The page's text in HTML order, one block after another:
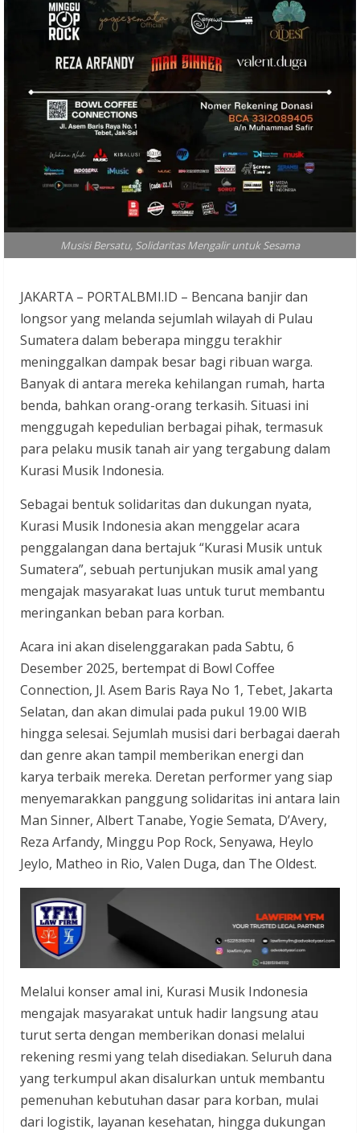
Musisi Bersatu, Solidaritas Mengalir untuk Sesama
JAKARTA – PORTALBMI.ID – Bencana banjir dan
longsor yang melanda sejumlah wilayah di Pulau
Sumatera dalam beberapa minggu terakhir
meninggalkan dampak besar bagi ribuan warga.
Banyak di antara mereka kehilangan rumah, harta
benda, bahkan orang-orang terkasih. Situasi ini
menggugah kepedulian berbagai pihak, termasuk
para pelaku musik tanah air yang tergabung dalam
Kurasi Musik Indonesia.
Sebagai bentuk solidaritas dan dukungan nyata,
Kurasi Musik Indonesia akan menggelar acara
penggalangan dana bertajuk “Kurasi Musik untuk
Sumatera”, sebuah pertunjukan musik amal yang
mengajak masyarakat luas untuk turut membantu
meringankan beban para korban.
Acara ini akan diselenggarakan pada Sabtu, 6
Desember 2025, bertempat di Bowl Coffee
Connection, Jl. Asem Baris Raya No 1, Tebet, Jakarta
Selatan, dan akan dimulai pada pukul 19.00 WIB
hingga selesai. Sejumlah musisi dari berbagai daerah
dan genre akan tampil memberikan energi dan
karya terbaik mereka. Deretan performer yang siap
menyemarakkan panggung solidaritas ini antara lain
Man Sinner, Albert Tanabe, Yogie Semata, D’Avery,
Reza Arfandy, Minggu Pop Rock, Senyawa, Heylo
Jeylo, Matheo in Rio, Valen Duga, dan The Oldest.
Melalui konser amal ini, Kurasi Musik Indonesia
mengajak masyarakat untuk hadir langsung atau
turut serta dengan memberikan donasi melalui
rekening resmi yang telah disediakan. Seluruh dana
yang terkumpul akan disalurkan untuk membantu
pemenuhan kebutuhan dasar para korban, mulai
dari logistik, layanan kesehatan, hingga dukungan